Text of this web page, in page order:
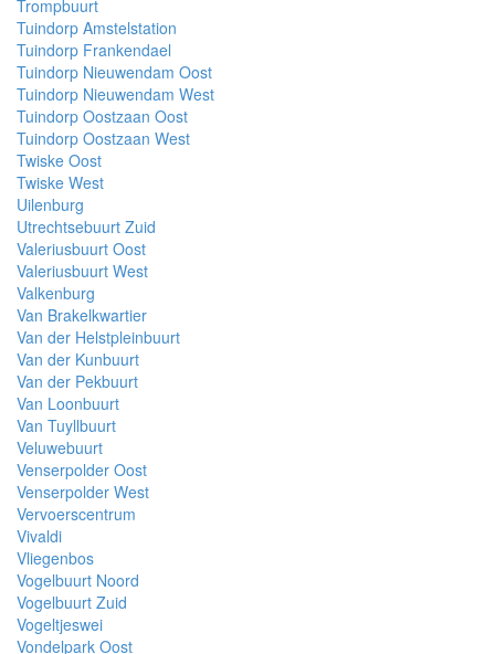
Trompbuurt
Tuindorp Amstelstation
Tuindorp Frankendael
Tuindorp Nieuwendam Oost
Tuindorp Nieuwendam West
Tuindorp Oostzaan Oost
Tuindorp Oostzaan West
Twiske Oost
Twiske West
Uilenburg
Utrechtsebuurt Zuid
Valeriusbuurt Oost
Valeriusbuurt West
Valkenburg
Van Brakelkwartier
Van der Helstpleinbuurt
Van der Kunbuurt
Van der Pekbuurt
Van Loonbuurt
Van Tuyllbuurt
Veluwebuurt
Venserpolder Oost
Venserpolder West
Vervoerscentrum
Vivaldi
Vliegenbos
Vogelbuurt Noord
Vogelbuurt Zuid
Vogeltjeswei
Vondelpark Oost